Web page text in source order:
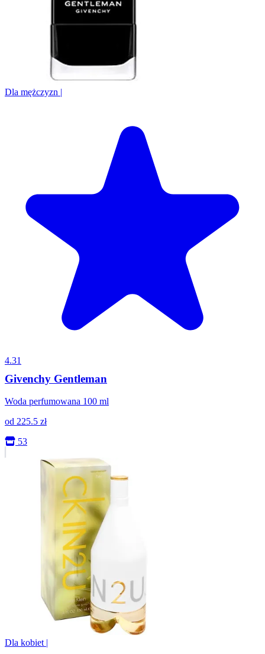
Dla mężczyzn |
4.31
Givenchy Gentleman
Woda perfumowana 100 ml
od 225.5 zł
53
Dla kobiet |